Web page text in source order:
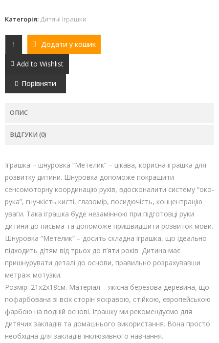
Категорія: Дитячі Іграшки
Додати у кошик
Add to Wishlist
Порівняти
ОПИС
ВІДГУКИ (0)
Іграшка – шнуровка “Метелик” – цікава, корисна іграшка для
розвитку дитини. Шнуровка допоможе покращити
сенсомоторну координацію рухів, вдосконалити систему “око-
рука”, гнучкість кисті, глазомір, посидючість, концентрацію
уваги. Така іграшка буде незамінною при підготовці руки
дитини до письма та допоможе пришвидшити розвиток мови.
Шнуровка “Метелик” – досить складна іграшка, що ідеально
підходить дітям від трьох до п’яти років. Дитина має
пришнурувати деталі до основи, правильно розрахувавши
метраж мотузки.
Розмір: 21х2х18см. Матеріал – якісна березова деревина, що
пофарбована зі всіх сторін яскравою, стійкою, європейською
фарбою на водній основі. Іграшку ми рекомендуємо для
дитячих закладів та домашнього використання. Вона просто
необхідна для закладів інклюзивного навчання.